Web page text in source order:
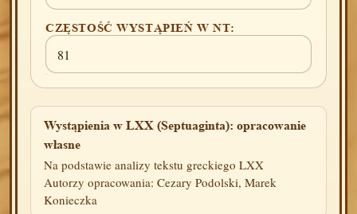
CZĘSTOŚĆ WYSTĄPIEŃ W NT:
81
Wystąpienia w LXX (Septuaginta): opracowanie
własne
Na podstawie analizy tekstu greckiego LXX
Autorzy opracowania: Cezary Podolski, Marek
Konieczka